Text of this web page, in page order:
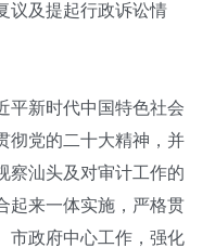
议及提起行政诉讼情
新时代中国特色社会
彻党的二十大精神，并
察汕头及对审计工作的
起来一体实施，严格贯
市政府中心工作，强化